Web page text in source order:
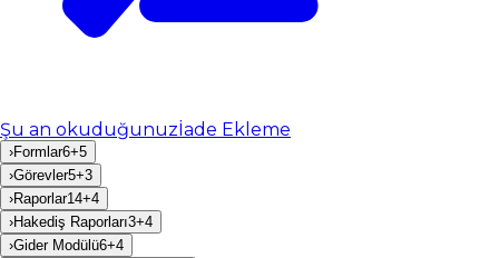
Şu an okuduğunuzİade Ekleme
›Formlar6+5
›Görevler5+3
›Raporlar14+4
›Hakediş Raporları3+4
›Gider Modülü6+4